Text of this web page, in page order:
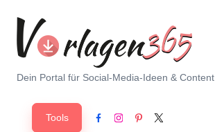
Skip
content
V
Dein Portal für Social-Media-Ideen & Content
Tools Facebook
Instagram
Pinterest
X